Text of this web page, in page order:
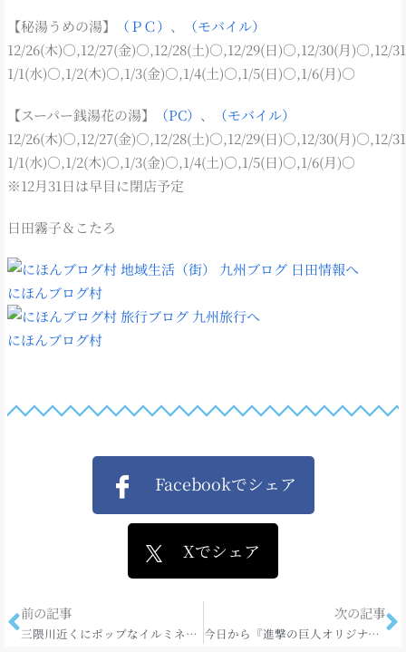
【秘湯うめの湯】 （ＰＣ） 、
（モバイル）
12/26(木)○,12/27(金)○,12/28(土)○,12/29(日)○,12/30(月)○,12/
1/1(水)○,1/2(木)○,1/3(金)○,1/4(土)○,1/5(日)○,1/6(月)○
【スーパー銭湯花の湯】 （PC） 、
（モバイル）
12/26(木)○,12/27(金)○,12/28(土)○,12/29(日)○,12/30(月)○,12/
1/1(水)○,1/2(木)○,1/3(金)○,1/4(土)○,1/5(日)○,1/6(月)○
※12月31日は早目に閉店予定
日田霧子＆こたろ
にほんブログ村
にほんブログ村
Facebookでシェア
Xでシェア
前の記事
三隈川近くにポップなイルミネーション☆
次の記事
今日から『進撃の巨人オリジナル装飾店』が出現しました！